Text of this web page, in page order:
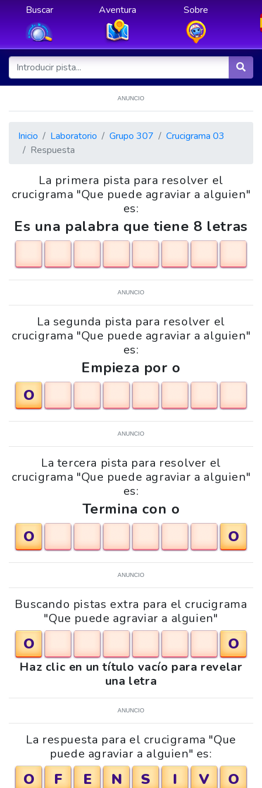
Buscar Aventura Sobre
ANUNCIO
Inicio Laboratorio Grupo 307
Crucigrama 03
Respuesta
La primera pista para resolver el
crucigrama "Que puede agraviar a alguien"
es:
Es una palabra que tiene 8 letras
ANUNCIO
La segunda pista para resolver el
crucigrama "Que puede agraviar a alguien"
es:
Empieza por o
O
ANUNCIO
La tercera pista para resolver el
crucigrama "Que puede agraviar a alguien"
es:
Termina con o
O
O
ANUNCIO
Buscando pistas extra para el crucigrama
"Que puede agraviar a alguien"
O O
Haz clic en un título vacío para revelar
una letra
ANUNCIO
La respuesta para el crucigrama "Que
puede agraviar a alguien" es:
O F E N S I V O